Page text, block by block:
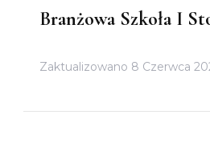
Branżowa Szkoła I
Zaktualizowano 8 Czerwca